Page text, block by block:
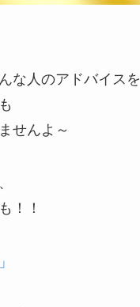
な人のアドバイスを
せんよ～
！！